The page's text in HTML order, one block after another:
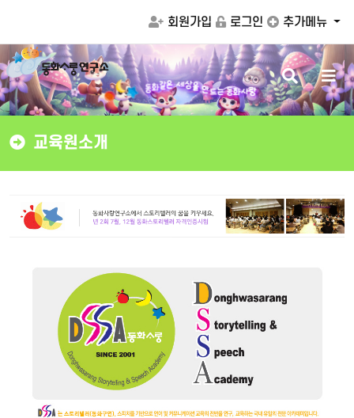
회원가입 로그인 추가메뉴
동화같은 세상을 만드는 동화사랑
검
색
버
튼
메
뉴
버
튼
교육원소개